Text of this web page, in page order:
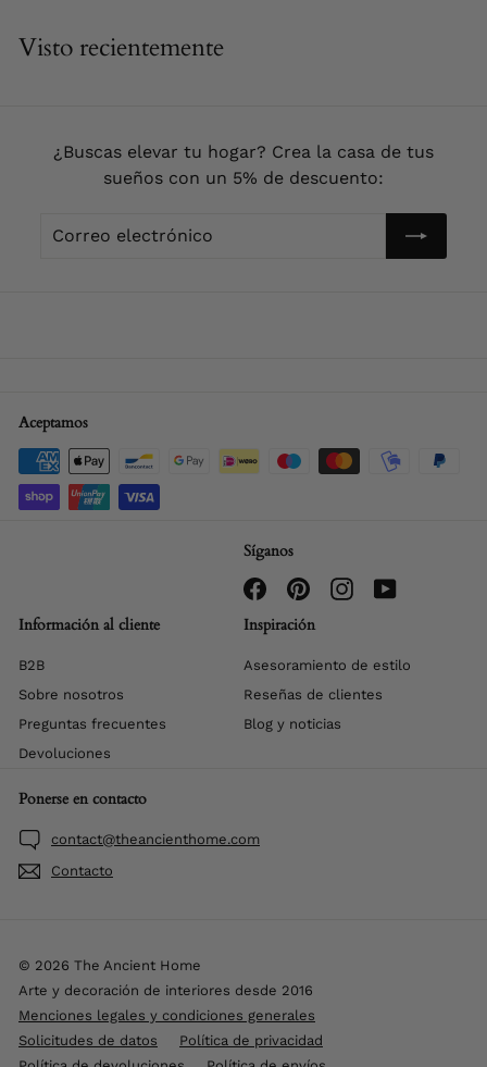
Visto recientemente
¿Buscas elevar tu hogar? Crea la casa de tus
sueños con un 5% de descuento:
Aceptamos
Síganos
FacebookPinterestInstagramYouTube
Información al cliente
B2B
Sobre nosotros
Preguntas frecuentes
Devoluciones
Inspiración
Asesoramiento de estilo
Reseñas de clientes
Blog y noticias
Ponerse en contacto
contact@theancienthome.com
Contacto
© 2026 The Ancient Home
Arte y decoración de interiores desde 2016
Menciones legales y condiciones generales
Solicitudes de datos
Política de privacidad